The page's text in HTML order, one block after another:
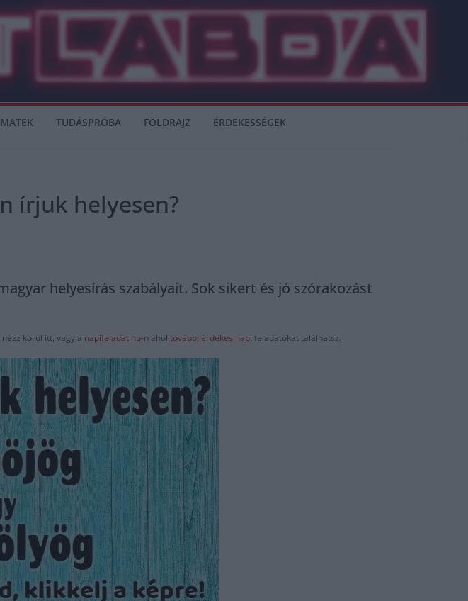
MATEK TUDÁSPRÓBA FÖLDRAJZ ÉRDEKESSÉGEK
írjuk helyesen?
helyesírás szabályait. Sok sikert és jó szórakozást
körül itt, vagy a napifeladat.hu-n ahol további érdekes napi feladatokat találhatsz.